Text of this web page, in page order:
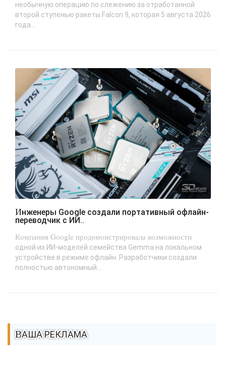
необычную операцию по слежению за отработанной
второй ступенью ракеты Falcon 9, которая 5 августа 2026
года...
Инженеры Google создали портативный офлайн-
переводчик с ИИ..
Компания Google продемонстрировала возможности
одной из ИИ-моделей семейства Gemma на локальном
устройстве в режиме офлайн. Разработчики создали
полностью автономный...
ВАША РЕКЛАМА